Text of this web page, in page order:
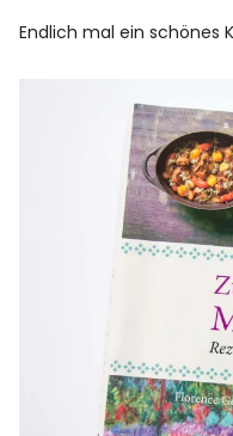
Endlich mal ein schönes